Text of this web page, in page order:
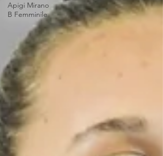
Apigi Mirano
B Femminile